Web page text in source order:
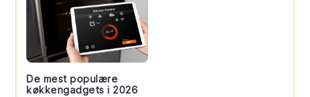
De mest populære
køkkengadgets i 2026